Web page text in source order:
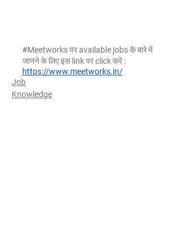
#Meetworks पर available jobs के बारे में
जानने के लिए इस link पर click करें :
https://www.meetworks.in/
Job
Knowledge